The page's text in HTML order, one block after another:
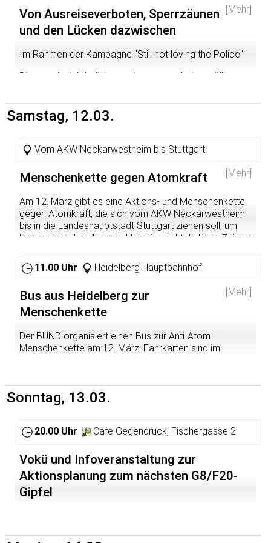
[Mehr]
Von Ausreiseverboten, Sperrzäunen
und den Lücken dazwischen
Im Rahmen der Kampagne "Still not loving the Police"
Die sog. Antiglobalisierungsbewegung hat zu völlig
unerwartete Überraschungen vorhersehbar und
vorausschauend unmöglich zu machen. Vorläufiger
Baden, bei welchem die massive soziale Kontrolle und
deutscher Seite nahezu im Keim erstickt hat. Die
Veranstaltung will das Wechselspiel zwischen den
globalisierungskritischen Widerstandsformen und den
hiergegen gerichteten polizeilichen Maßnahmen
aufzeigen. Dabei sollen auch Parallelen zu anderen
Bereichen, wie die Repression gegen Fußballfans
kreativ und erfolgreich bleiben kann.
Referentin: Angela Furmaniak
Samstag, 12.03.
Vom AKW Neckarwestheim bis Stuttgart
[Mehr]
Menschenkette gegen Atomkraft
Am 12. März gibt es eine Aktions- und Menschenkette
gegen Atomkraft, die sich vom AKW Neckarwestheim
bis in die Landeshauptstadt Stuttgart ziehen soll, um
kurz vor den Landtagswahlen ein spektakuläres Zeichen
politischen Druck aufzubauen.
http://www.anti-atom-kette.de/start/aufruf/
11.00 Uhr Heidelberg Hauptbahnhof
[Mehr]
Bus aus Heidelberg zur
Menschenkette
Der BUND organisiert einen Bus zur Anti-Atom-
Menschenkette am 12. März. Fahrkarten sind im
Hauptbahnhof ab zur Menschenkette, und danach weiter
zur Abschlusskundgebung in Stuttgart und zurück nach
Heidelberg. Mehr Informationen unter 06221/7192351
Sonntag, 13.03.
20.00 Uhr Cafe Gegendruck, Fischergasse 2
Vokü und Infoveranstaltung zur
Aktionsplanung zum nächsten G8/F20-
Gipfel